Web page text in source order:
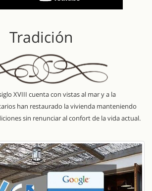
Tradición
XVIII cuenta con vistas al mar y a la
han restaurado la vivienda manteniendo
sin renunciar al confort de la vida actual.